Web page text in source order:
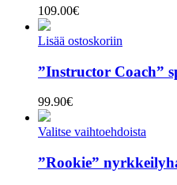
109.00€
Lisää ostoskoriin
”Instructor Coach”
99.90€
Valitse vaihtoehdoista
”Rookie”